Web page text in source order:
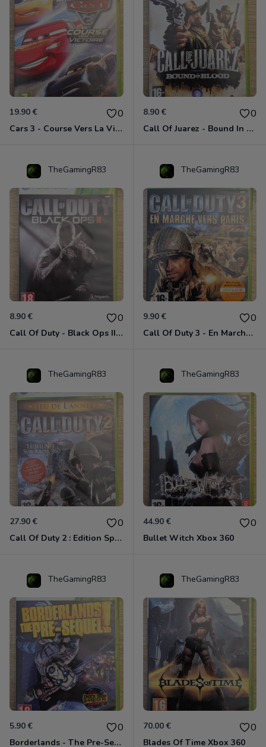
19.90 € 0
Cars 3 - Course Vers La Victoire Xbox 360
8.90 € 0
Call Of Juarez - Bound In Blood Xbox 360
TheGamingR83
8.90 € 0
Call Of Duty - Black Ops II Xbox 360
TheGamingR83
9.90 € 0
Call Of Duty 3 - En Marche Vers Paris Xbox 360
TheGamingR83
27.90 € 0
Call Of Duty 2 : Edition Spéciale Xbox 360 GOTY
TheGamingR83
44.90 € 0
Bullet Witch Xbox 360
TheGamingR83
5.90 € 0
Borderlands - The Pre-Sequel ! Xbox 360
TheGamingR83
70.00 € 0
Blades Of Time Xbox 360